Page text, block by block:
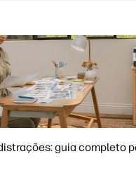
guia completo